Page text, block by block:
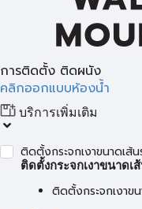
การติดตั้ง ติดผนัง
คลิกออกแบบห้องน้ำ
บริการเพิ่มเติม
ติดตั้งกระจกเงาขนาดเ
ติดตั้งกระจกเงาขนาดเ
ติดตั้งกระจกเงาข